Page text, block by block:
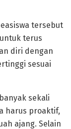
tersebut
terus
diri dengan
sesuai
sekali
harus proaktif,
ajang. Selain